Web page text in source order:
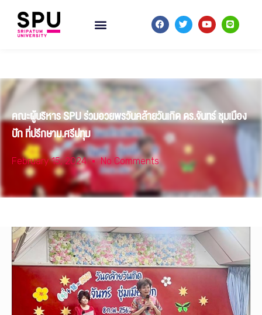
คณะผู้บริหาร SPU ร่วมอวยพรวันคล้ายวันเกิด ดร.จันทร์ ชุมเมือง
ปัก ที่ปรึกษาม.ศรีปทุม
February 15, 2024 No Comments